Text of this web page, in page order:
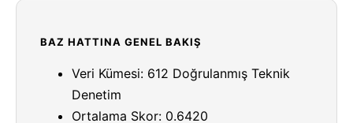
BAZ HATTINA GENEL BAKIŞ
Veri Kümesi: 612 Doğrulanmış Teknik
Denetim
Ortalama Skor: 0.6420